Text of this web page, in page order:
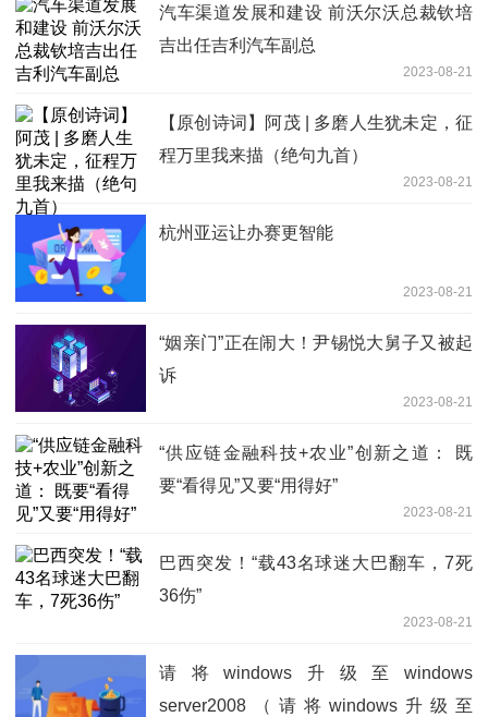
汽车渠道发展和建设 前沃尔沃总裁钦培
吉出任吉利汽车副总
2023-08-21
【原创诗词】阿茂 | 多磨人生犹未定，征
程万里我来描（绝句九首）
2023-08-21
杭州亚运让办赛更智能
2023-08-21
“姻亲门”正在闹大！尹锡悦大舅子又被起
诉
2023-08-21
“供应链金融科技+农业”创新之道： 既
要“看得见”又要“用得好”
2023-08-21
巴西突发！“载43名球迷大巴翻车，7死
36伤”
2023-08-21
请将windows升级至windows
server2008（请将windows升级至